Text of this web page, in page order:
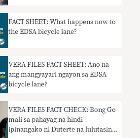
FACT SHEET: What happens now to
the EDSA bicycle lane?
VERA FILES FACT SHEET: Ano na
ang mangyayari ngayon sa EDSA
bicycle lane?
VERA FILES FACT CHECK: Bong Go
mali sa pahayag na hindi
ipinangako ni Duterte na lulutasin